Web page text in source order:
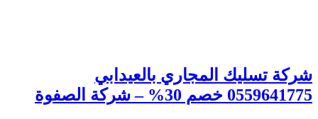
شركة تسليك المجاري بالعيدابي
0559641775 خصم 30% – شركة الصفوة